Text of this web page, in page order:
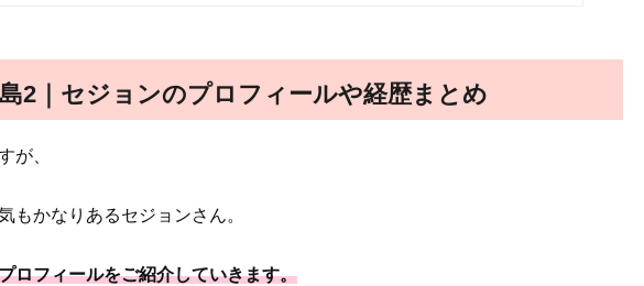
2｜セジョンのプロフィールや経歴まとめ
が、
もかなりあるセジョンさん。
ロフィールをご紹介していきます。